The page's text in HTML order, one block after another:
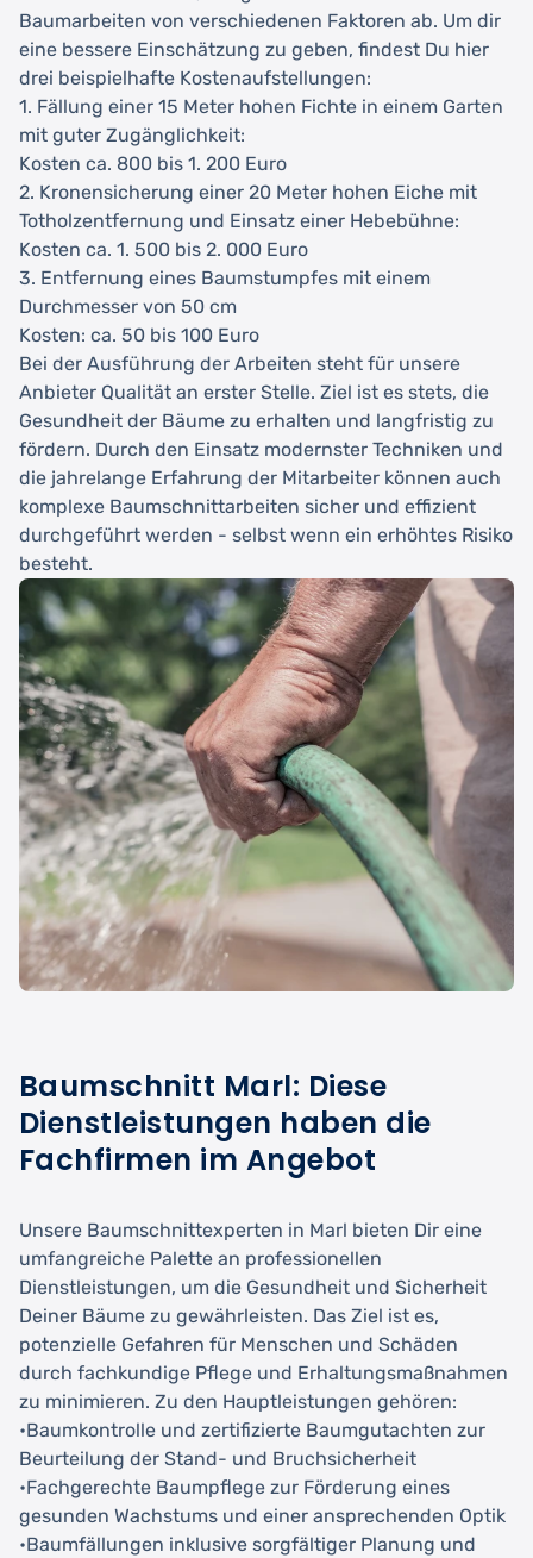
Baumarbeiten von verschiedenen Faktoren ab. Um dir
eine bessere Einschätzung zu geben, findest Du hier
drei beispielhafte Kostenaufstellungen:
1. Fällung einer 15 Meter hohen Fichte in einem Garten
mit guter Zugänglichkeit:
Kosten ca. 800 bis 1. 200 Euro
2. Kronensicherung einer 20 Meter hohen Eiche mit
Totholzentfernung und Einsatz einer Hebebühne:
Kosten ca. 1. 500 bis 2. 000 Euro
3. Entfernung eines Baumstumpfes mit einem
Durchmesser von 50 cm
Kosten: ca. 50 bis 100 Euro
Bei der Ausführung der Arbeiten steht für unsere
Anbieter Qualität an erster Stelle. Ziel ist es stets, die
Gesundheit der Bäume zu erhalten und langfristig zu
fördern. Durch den Einsatz modernster Techniken und
die jahrelange Erfahrung der Mitarbeiter können auch
komplexe Baumschnittarbeiten sicher und effizient
durchgeführt werden - selbst wenn ein erhöhtes Risiko
besteht.
Baumschnitt Marl: Diese
Dienstleistungen haben die
Fachfirmen im Angebot
Unsere Baumschnittexperten in Marl bieten Dir eine
umfangreiche Palette an professionellen
Dienstleistungen, um die Gesundheit und Sicherheit
Deiner Bäume zu gewährleisten. Das Ziel ist es,
potenzielle Gefahren für Menschen und Schäden
durch fachkundige Pflege und Erhaltungsmaßnahmen
zu minimieren. Zu den Hauptleistungen gehören:
•Baumkontrolle und zertifizierte Baumgutachten zur
Beurteilung der Stand- und Bruchsicherheit
•Fachgerechte Baumpflege zur Förderung eines
gesunden Wachstums und einer ansprechenden Optik
•Baumfällungen inklusive sorgfältiger Planung und